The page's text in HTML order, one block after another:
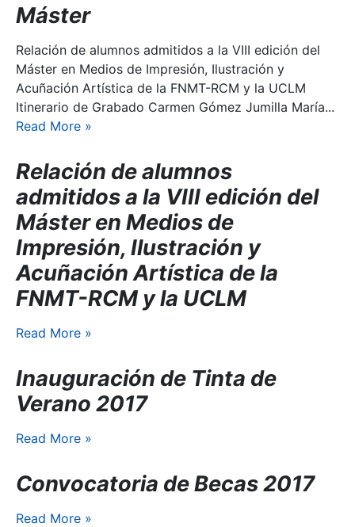
Máster
Relación de alumnos admitidos a la VIII edición del
Máster en Medios de Impresión, Ilustración y
Acuñación Artística de la FNMT-RCM y la UCLM
Itinerario de Grabado Carmen Gómez Jumilla María...
Read More »
Relación de alumnos
admitidos a la VIII edición del
Máster en Medios de
Impresión, Ilustración y
Acuñación Artística de la
FNMT-RCM y la UCLM
Read More »
Inauguración de Tinta de
Verano 2017
Read More »
Convocatoria de Becas 2017
Read More »